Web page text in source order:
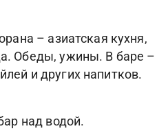
– азиатская кухня,
Обеды, ужины. В баре –
и других напитков.
над водой.